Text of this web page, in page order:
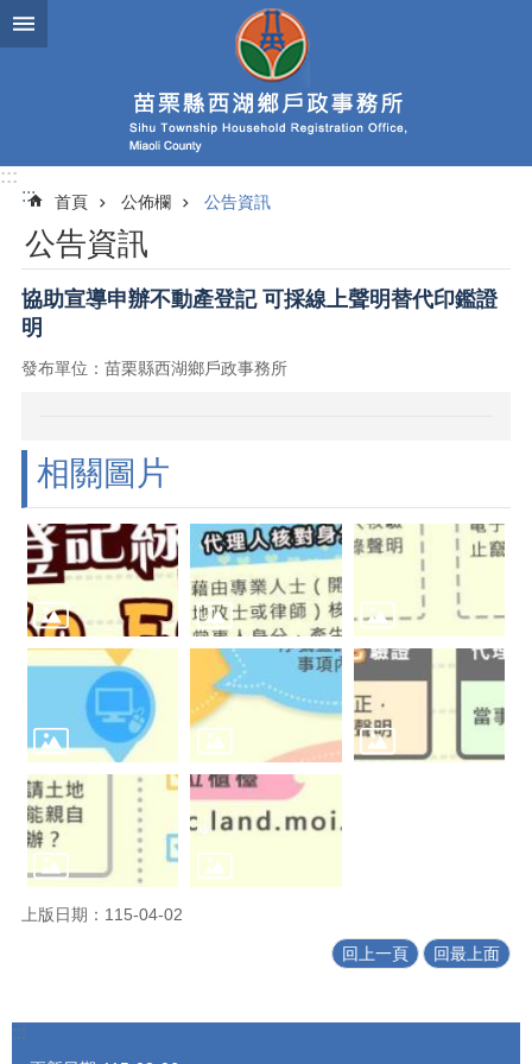
跳到主要內容區塊
:::
:::
首頁 公佈欄 公告資訊
公告資訊
協助宣導申辦不動產登記 可採線上聲明替代印鑑證
明
發布單位：苗栗縣西湖鄉戶政事務所
相關圖片
上版日期：115-04-02
回上一頁 回最上面
:::